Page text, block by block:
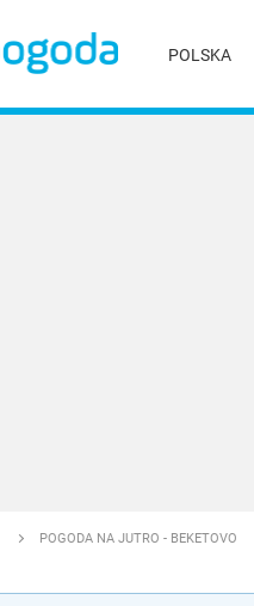
POLSKA
POGODA NA JUTRO - BEKETOVO